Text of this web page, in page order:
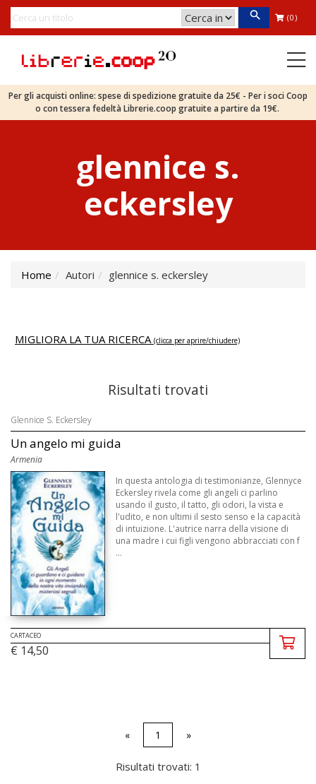
(0)
Per gli acquisti online: spese di spedizione gratuite da 25€ - Per i soci Coop
o con tessera fedeltà Librerie.coop gratuite a partire da 19€.
glennice s.
eckersley
Home Autori glennice s. eckersley
MIGLIORA LA TUA RICERCA (clicca per aprire/chiudere)
Risultati trovati
Glennice S. Eckersley
Un angelo mi guida
Armenia
In questa antologia di testimonianze, Glennyce
Eckersley rivela come gli angeli ci parlino
usando il gusto, il tatto, gli odori, la vista e
l'udito, e non ultimi il sesto senso e la capacità
di intuizione. L'autrice narra della visione di
una madre i cui figli vengono abbracciati con f
...
CARTACEO
€ 14,50
« 1 »
Risultati trovati: 1